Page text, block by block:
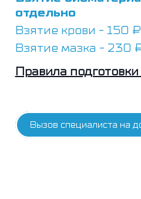
отдельно
Взятие крови - 150 ₽
Взятие мазка - 230
Правила
Вызов специалиста на